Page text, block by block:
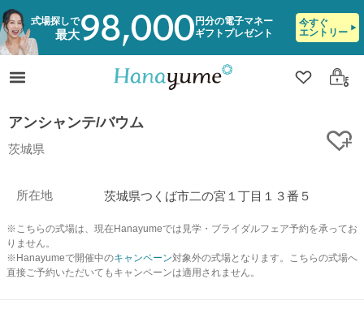
式場探しで
最大98,000 円分の電子マネー
ギフトプレゼント
今すぐ
エントリー
クリップ
ログ
アンシャンテ/バウム
茨城県
所在地 茨城県つくば市二の宮１丁目１３番５
※こちらの式場は、現在Hanayumeでは見学・ブライダルフェア予約を承ってお
りません。
※Hanayumeで開催中のキャンペーン対象外の式場となります。こちらの式場へ
直接ご予約いただいてもキャンペーンは適用されません。